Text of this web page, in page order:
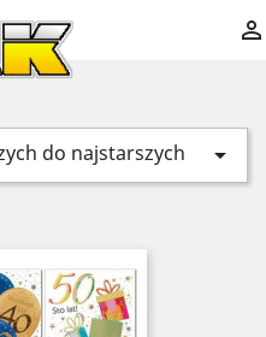

do najstarszych 